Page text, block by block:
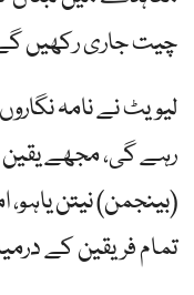
چیت جاری رکھیں
لیویٹ نے نامہ
رہے گی، مجھے یقین
(بینجمن) نیتن یاہو،
تمام فریقین کے